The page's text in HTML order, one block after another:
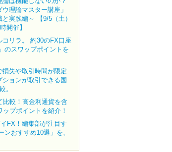
理論マスター講座」
実践編～ 【9/5（土）
開催】
コリラ。 約30のFX口座
のスワップポイントを
損失や取引時間が限定
ョンが取引できる国
。
比較！高金利通貨を含
プポイントを紹介！
イFX！編集部が注目す
ンおすすめ10選」を、